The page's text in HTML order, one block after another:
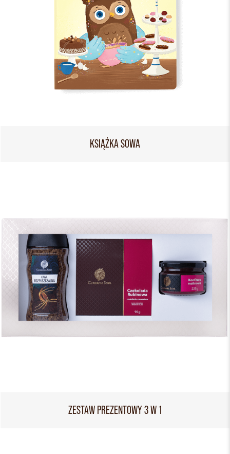
KSIĄŻKA SOWA
ZESTAW PREZENTOWY 3 W 1